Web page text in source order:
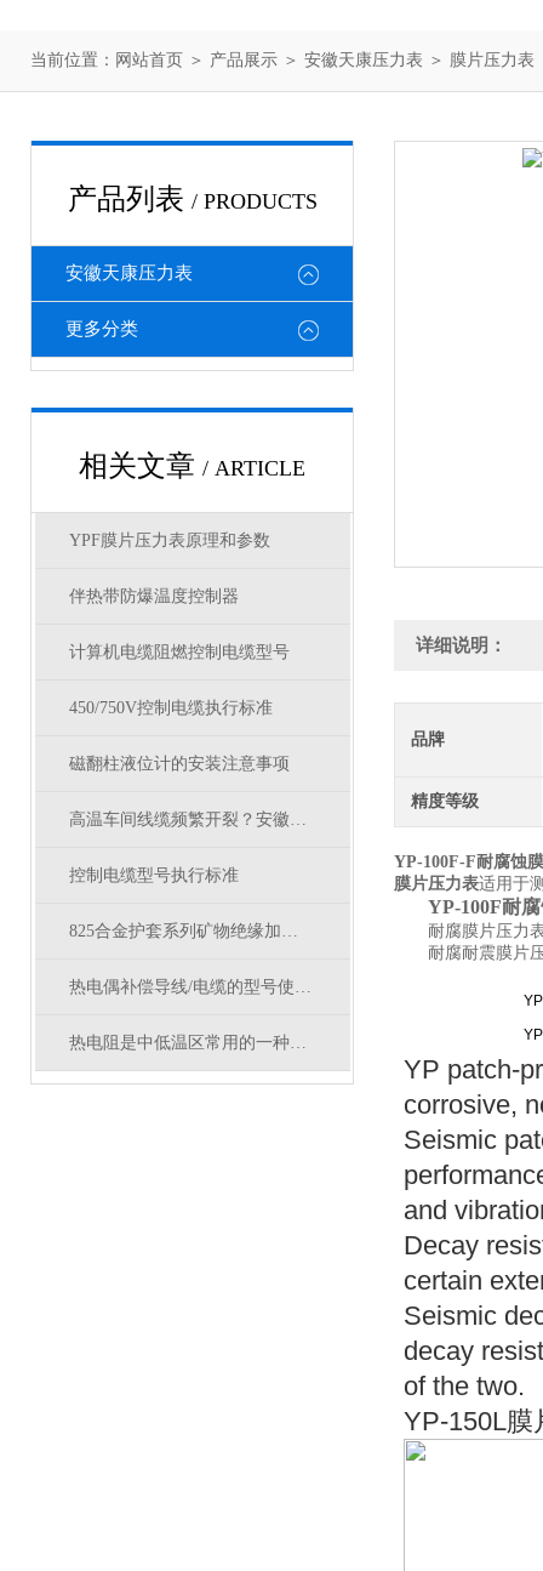
当前位置： 网站首页 ＞ 产品展示 ＞ 安徽天康压力表 ＞ 膜片压力表
产品列表 / PRODUCTS
安徽天康压力表
更多分类
相关文章 / ARTICLE
YPF膜片压力表原理和参数
伴热带防爆温度控制器
计算机电缆阻燃控制电缆型号
450/750V控制电缆执行标准
磁翻柱液位计的安装注意事项
高温车间线缆频繁开裂？安徽天康电缆解决老化难题
控制电缆型号执行标准
825合金护套系列矿物绝缘加热电缆结构参数
热电偶补偿导线/电缆的型号使用特性及分类
热电阻是中低温区常用的一种温度传感器
详细说明：
品牌
精度等级
YP-100F-F耐腐蚀
膜片压力表适用于
YP-100F耐
耐腐膜片压力
耐腐耐震膜片
YP patch-
corrosive,
Seismic
and
Decay
certain
Seismic
decay
of the two.
YP-150L膜